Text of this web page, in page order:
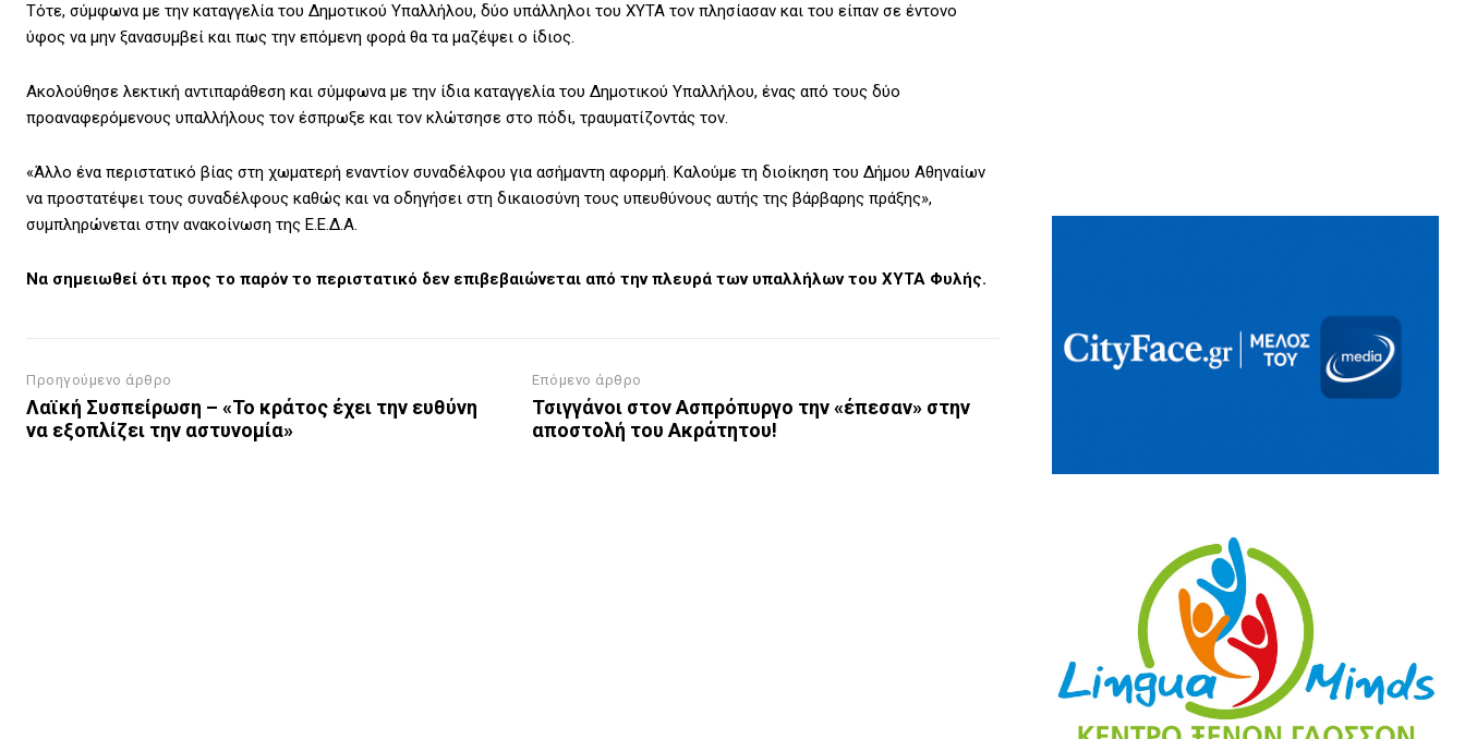
Τότε, σύμφωνα με την καταγγελία του Δημοτικού Υπαλλήλου, δύο υπάλληλοι του ΧΥΤΑ τον πλησίασαν και του είπαν σε έντονο
ύφος να μην ξανασυμβεί και πως την επόμενη φορά θα τα μαζέψει ο ίδιος.
Ακολούθησε λεκτική αντιπαράθεση και σύμφωνα με την ίδια καταγγελία του Δημοτικού Υπαλλήλου, ένας από τους δύο
προαναφερόμενους υπαλλήλους τον έσπρωξε και τον κλώτσησε στο πόδι, τραυματίζοντάς τον.
«Άλλο ένα περιστατικό βίας στη χωματερή εναντίον συναδέλφου για ασήμαντη αφορμή. Καλούμε τη διοίκηση του Δήμου Αθηναίων
να προστατέψει τους συναδέλφους καθώς και να οδηγήσει στη δικαιοσύνη τους υπευθύνους αυτής της βάρβαρης πράξης»,
συμπληρώνεται στην ανακοίνωση της Ε.Ε.Δ.Α.
Να σημειωθεί ότι προς το παρόν το περιστατικό δεν επιβεβαιώνεται από την πλευρά των υπαλλήλων του ΧΥΤΑ Φυλής.
Προηγούμενο άρθρο
Λαϊκή Συσπείρωση – «Το κράτος έχει την ευθύνη
να εξοπλίζει την αστυνομία»
Επόμενο άρθρο
Τσιγγάνοι στον Ασπρόπυργο την «έπεσαν» στην
αποστολή του Ακράτητου!